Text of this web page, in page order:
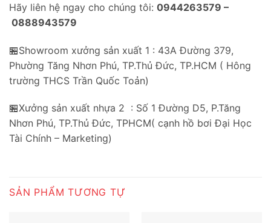
Hãy liên hệ ngay cho chúng tôi: 0944263579 –
0888943579
🏪Showroom xưởng sản xuất 1 : 43A Đường 379,
Phường Tăng Nhơn Phú, TP.Thủ Đức, TP.HCM ( Hông
trường THCS Trần Quốc Toản)
🏪Xưởng sản xuất nhựa 2 : Số 1 Đường D5, P.Tăng
Nhơn Phú, TP.Thủ Đức, TPHCM( cạnh hồ bơi Đại Học
Tài Chính – Marketing)
SẢN PHẨM TƯƠNG TỰ